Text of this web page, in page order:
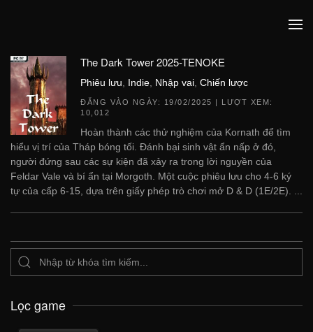
The Dark Tower 2025-TENOKE
Phiêu lưu Indie Nhập vai Chiến lược
ĐĂNG VÀO NGÀY: 19/02/2025 | LƯỢT XEM:
10,012
Hoàn thành các thử nghiệm của Kornath để tìm
hiểu vị trí của Tháp bóng tối. Đánh bại sinh vật ẩn nấp ở đó,
người đứng sau các sự kiện đã xảy ra trong lời nguyền của
Feldar Vale và bí ẩn tại Morgoth. Một cuộc phiêu lưu cho 4-6 ký
tự của cấp 6-15, dựa trên giấy phép trò chơi mở D & D (1E/2E). ...
Lọc game